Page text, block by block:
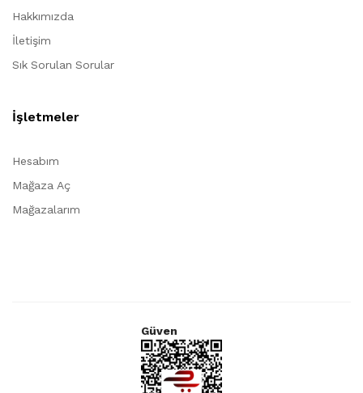
Hakkımızda
İletişim
Sık Sorulan Sorular
İşletmeler
Hesabım
Mağaza Aç
Mağazalarım
Güven